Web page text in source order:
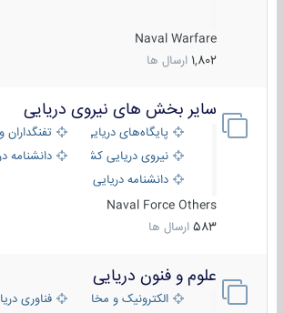
Naval Warfare
1,802 ارسال ها
سایر بخش های نیروی دریایی
پایگاه‌های دریایی
تفنگداران و
نیروی دریایی کشورهای مختلف
دانشنامه
دانشنامه دریایی کپی
Naval Force Others
583 ارسال ها
علوم و فنون دریایی
الکترونیک و مخابرات دریاییفناوری